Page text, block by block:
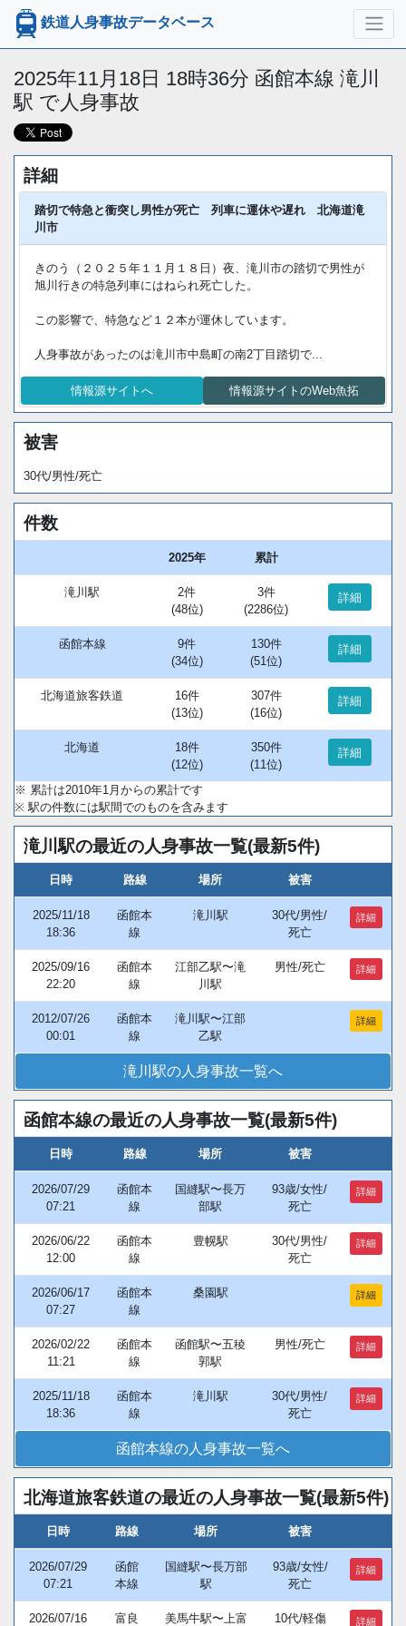
鉄道人身事故データベース
2025年11月18日 18時36分 函館本線 滝川
駅 で人身事故
詳細
踏切で特急と衝突し男性が死亡 列車に運休や遅れ 北海道滝
川市
きのう（２０２５年１１月１８日）夜、滝川市の踏切で男性が
旭川行きの特急列車にはねられ死亡した。
この影響で、特急など１２本が運休しています。
人身事故があったのは滝川市中島町の南2丁目踏切で...
情報源サイトへ 情報源サイトのWeb魚拓
被害
30代/男性/死亡
件数
2025年 累計
滝川駅
2件
(48位)
3件
(2286位)
詳細
函館本線
9件
(34位)
130件
(51位)
詳細
北海道旅客鉄道
16件
(13位)
307件
(16位)
詳細
北海道
18件
(12位)
350件
(11位)
詳細
※ 累計は2010年1月からの累計です
※ 駅の件数には駅間でのものを含みます
滝川駅の最近の人身事故一覧(最新5件)
日時 路線 場所 被害
2025/11/18
18:36
函館本
線
滝川駅
30代/男性/
死亡
詳細
2025/09/16
22:20
函館本
線
江部乙駅〜滝
川駅
男性/死亡 詳細
2012/07/26
00:01
函館本
線
滝川駅〜江部
乙駅
詳細
滝川駅の人身事故一覧へ
函館本線の最近の人身事故一覧(最新5件)
日時 路線 場所 被害
2026/07/29
07:21
函館本
線
国縫駅〜長万
部駅
93歳/女性/
死亡
詳細
2026/06/22
12:00
函館本
線
豊幌駅
30代/男性/
死亡
詳細
2026/06/17
07:27
函館本
線
桑園駅 詳細
2026/02/22
11:21
函館本
線
函館駅〜五稜
郭駅
男性/死亡 詳細
2025/11/18
18:36
函館本
線
滝川駅
30代/男性/
死亡
詳細
函館本線の人身事故一覧へ
北海道旅客鉄道の最近の人身事故一覧(最新5件)
日時 路線 場所 被害
2026/07/29
07:21
函館
本線
国縫駅〜長万部
駅
93歳/女性/
死亡
詳細
2026/07/16 富良 美馬牛駅〜上富 10代/軽傷 詳細